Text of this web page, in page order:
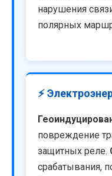
нарушения
полярных
⚡
повреждение
защитных реле.
срабатывания,